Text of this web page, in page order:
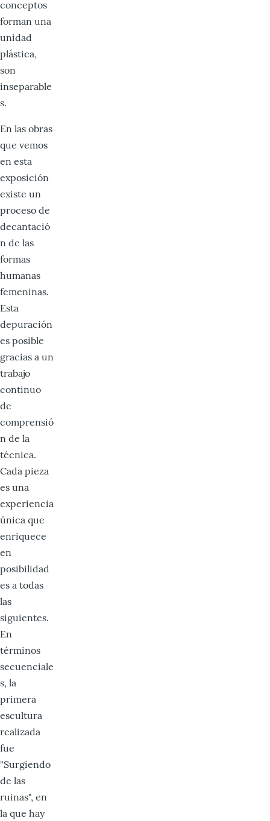
conceptos
forman una
unidad
plástica,
son
inseparable
s.
En las obras
que vemos
en esta
exposición
existe un
proceso de
decantació
n de las
formas
humanas
femeninas.
Esta
depuración
es posible
gracias a un
trabajo
continuo
de
comprensió
n de la
técnica.
Cada pieza
es una
experiencia
única que
enriquece
en
posibilidad
es a todas
las
siguientes.
En
términos
secuenciale
s, la
primera
escultura
realizada
fue
"Surgiendo
de las
ruinas", en
la que hay